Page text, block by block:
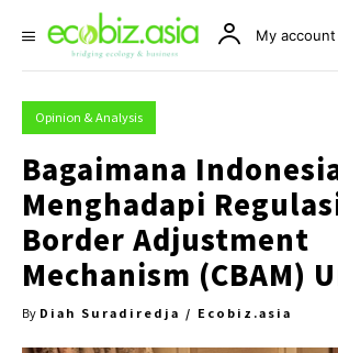
My account
Opinion & Analysis
Bagaimana
Menghadapi
Border Adjustment
Mechanism (CBAM)
By Diah Suradiredja / Ecobiz.asia